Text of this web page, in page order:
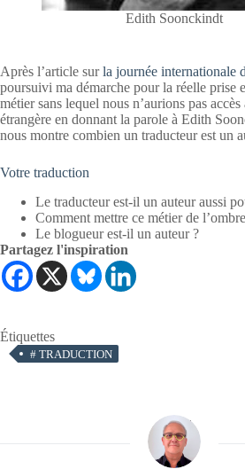
Edith Soonckindt
Après l’article surla journée internationale
poursuivi ma démarche pour la réelle prise
métier sans lequel nous n’aurions pas
étrangère en donnant la parole à Edith
nous montre combien un traducteur est un
Votre traduction
Le traducteur est-il un auteur aussi
Comment mettre ce métier de
Le blogueur est-il un auteur ?
Partagez l'inspiration
Étiquettes
# TRADUCTION